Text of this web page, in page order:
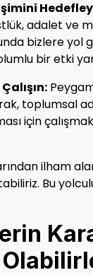
adalet ve
bizlere yol
bir etki
toplumsal
için
ilham
Bu